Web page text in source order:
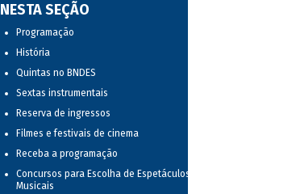
NESTA SEÇÃO
Programação
História
Quintas no BNDES
Sextas instrumentais
Reserva de ingressos
Filmes e festivais de cinema
Receba a programação
Concursos para Escolha de Espetáculos
Musicais